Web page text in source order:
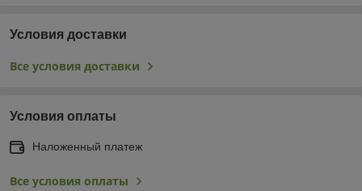
Условия доставки
Все условия доставки
Условия оплаты
Наложенный платеж
Все условия оплаты